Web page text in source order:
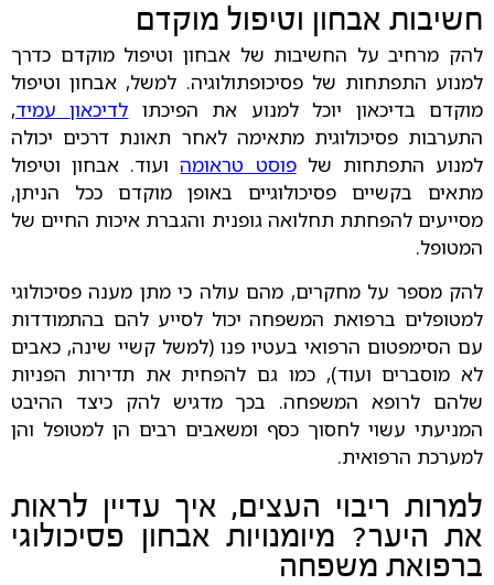
חשיבות אבחון וטיפול מוקדם
להק מרחיב על החשיבות של אבחון וטיפול מוקדם כדרך
למנוע התפתחות של פסיכופתולוגיה. למשל, אבחון וטיפול
מוקדם בדיכאון יוכל למנוע את הפיכתו לדיכאון עמיד,
התערבות פסיכולוגית מתאימה לאחר תאונת דרכים יכולה
למנוע התפתחות שלפוסט טראומהועוד. אבחון וטיפול
מתאים בקשיים פסיכולוגיים באופן מוקדם ככל הניתן,
מסייעים להפחתת תחלואה גופנית והגברת איכות החיים של
המטופל.
להק מספר על מחקרים, מהם עולה כי מתן מענה פסיכולוגי
למטופלים ברפואת המשפחה יכול לסייע להם בהתמודדות
עם הסימפטום הרפואי בעטיו פנו (למשל קשיי שינה, כאבים
לא מוסברים ועוד), כמו גם להפחית את תדירות הפניות
שלהם לרופא המשפחה. בכך מדגיש להק כיצד ההיבט
המניעתי עשוי לחסוך כסף ומשאבים רבים הן למטופל והן
למערכת הרפואית.
למרות ריבוי העצים, איך עדיין לראות
את היער? מיומנויות אבחון פסיכולוגי
ברפואת משפחה